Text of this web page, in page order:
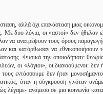
αλλά όχι επανάσταση μιας
Με δυο λόγια, οι «αστοί» δεν ήθελαν
να ανατρέψουν τους όρους
και κατόρθωσαν να εθνικοποιήσουν
Φυσικά την οποιαδήποτε
οι «λόγιοι», οι διανοούμενοι: δεν
εντάσσουμε δεν ήταν
όταν η σύγκρουση γινόταν
λέγαμε- ανάμεσα σε μια κοινωνία